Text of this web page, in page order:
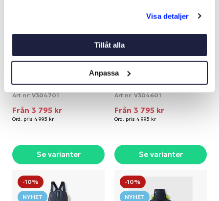
Visa detaljer
Tillåt alla
Anpassa
MUSTO BR2 OFFSHORE
JACKA DAM RÖD 2.0
Art nr: V304701
Från 3 795 kr
Ord. pris 4 995 kr
Se varianter
MUSTO BR2 OFFSHORE
JACKA DAM SVART 2.0
Art nr: V304601
Från 3 795 kr
Ord. pris 4 995 kr
Se varianter
-10%
NYHET
-10%
NYHET